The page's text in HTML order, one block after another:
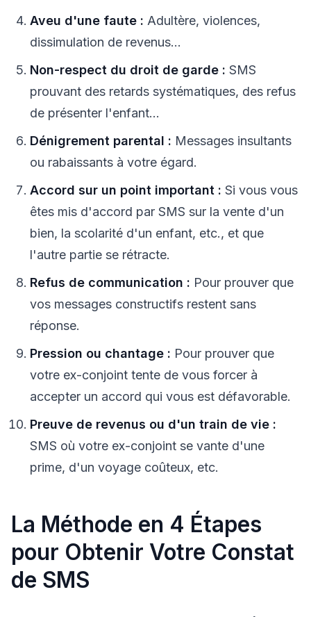
Aveu d'une faute : Adultère, violences,
dissimulation de revenus...
Non-respect du droit de garde : SMS
prouvant des retards systématiques, des refus
de présenter l'enfant...
Dénigrement parental : Messages insultants
ou rabaissants à votre égard.
Accord sur un point important : Si vous vous
êtes mis d'accord par SMS sur la vente d'un
bien, la scolarité d'un enfant, etc., et que
l'autre partie se rétracte.
Refus de communication : Pour prouver que
vos messages constructifs restent sans
réponse.
Pression ou chantage : Pour prouver que
votre ex-conjoint tente de vous forcer à
accepter un accord qui vous est défavorable.
Preuve de revenus ou d'un train de vie :
SMS où votre ex-conjoint se vante d'une
prime, d'un voyage coûteux, etc.
La Méthode en 4 Étapes
pour Obtenir Votre Constat
de SMS